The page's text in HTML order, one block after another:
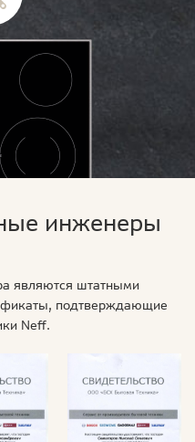
инженеры
являются штатными
подтверждающие
Neff.